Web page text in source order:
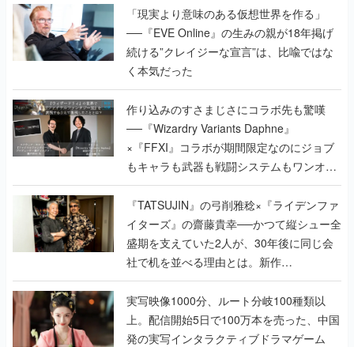
「現実より意味のある仮想世界を作る」
──『EVE Online』の生みの親が18年掲げ
続ける”クレイジーな宣言”は、比喩ではな
く本気だった
作り込みのすさまじさにコラボ先も驚嘆
──『Wizardry Variants Daphne』
×『FFXI』コラボが期間限定なのにジョブ
もキャラも武器も戦闘システムもワンオフ
で作り込まれた理由を両ディレクターに聞
く
『TATSUJIN』の弓削雅稔×『ライデンファ
イターズ』の齋藤貴幸──かつて縦シュー全
盛期を支えていた2人が、30年後に同じ会
社で机を並べる理由とは。新作
『TATSUJIN EXTREME』で初タッグを組
んだレジェンド2人に訊く開発秘話
実写映像1000分、ルート分岐100種類以
上。配信開始5日で100万本を売った、中国
発の実写インタラクティブドラマゲーム